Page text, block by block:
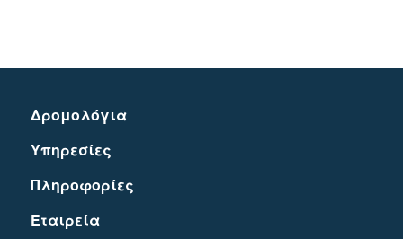
Δρομολόγια
Υπηρεσίες
Πληροφορίες
Εταιρεία